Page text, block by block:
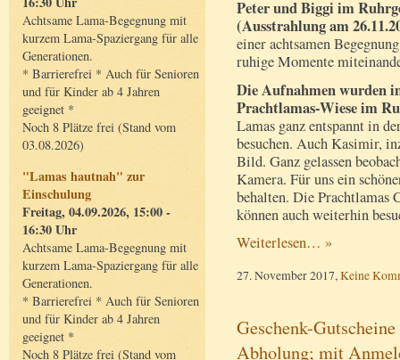
Achtsame Lama-Begegnung mit
kurzem Lama-Spaziergang für alle
Generationen.
* Barrierefrei * Auch für Senioren
und für Kinder ab 4 Jahren
geeignet *
Noch 8 Plätze frei (Stand vom
03.08.2026)
"Lamas hautnah" zur
Einschulung
Freitag, 04.09.2026, 15:00 -
16:30 Uhr
Achtsame Lama-Begegnung mit
kurzem Lama-Spaziergang für alle
Generationen.
* Barrierefrei * Auch für Senioren
und für Kinder ab 4 Jahren
geeignet *
Noch 8 Plätze frei (Stand vom
Peter und Biggi im
(Ausstrahlung am
einer achtsamen
ruhige Momente
Die Aufnahmen wurden
Prachtlamas-Wiese im
Lamas ganz entspannt in
besuchen. Auch Kasimir,
Bild. Ganz gelassen
Kamera. Für uns ein
behalten. Die Prachtlamas
können auch weiterhin
Weiterlesen… »
27. November 2017,Keine
Geschenk-
Abholung; mit